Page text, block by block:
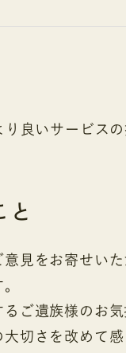
良いサービス
と
見をお寄せい
ご遺族様のお気
大切さを改めて